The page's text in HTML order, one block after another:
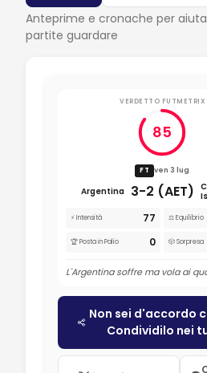
Anteprime e cronache per
partite guardare
VERDETTO FUTMETRIX
85
FT ven 3 lug
Argentina 3-2 (AET)
⚡ Intensità 77 ⚖️ Equilibrio
🏆 Posta in Palio 0 🎲 Sorpresa
L'Argentina soffre ma vola ai
Non sei d'accordo
Condividilo nei